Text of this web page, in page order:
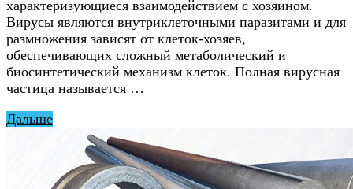
характеризующиеся взаимодействием с хозяином.
Вирусы являются внутриклеточными паразитами и для
размножения зависят от клеток-хозяев,
обеспечивающих сложный метаболический и
биосинтетический механизм клеток. Полная вирусная
частица называется …
Дальше